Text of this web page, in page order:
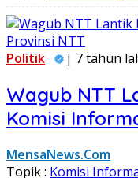
Politik | 7 tahun
Wagub NTT
Komisi
MensaNews.Com
Topik : Komisi